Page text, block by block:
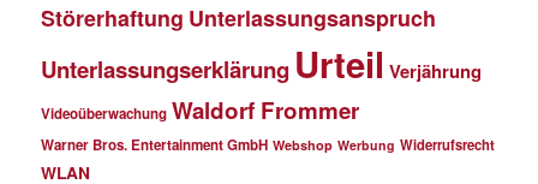
Störerhaftung Unterlassungsanspruch
Unterlassungserklärung Urteil Verjährung
Videoüberwachung Waldorf Frommer
Warner Bros. Entertainment GmbH Webshop Werbung Widerrufsrecht
WLAN